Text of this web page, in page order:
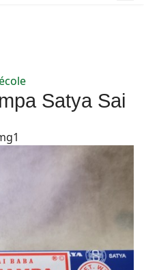
Satya Sai